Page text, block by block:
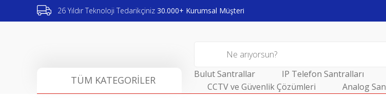
26 Yıldır Teknoloji Tedarikçiniz 30.000+ Kurumsal Müşteri
TÜM KATEGORİLER Bulut Santrallar IP Telefon Santralları
CCTV ve Güvenlik Çözümleri
Analog